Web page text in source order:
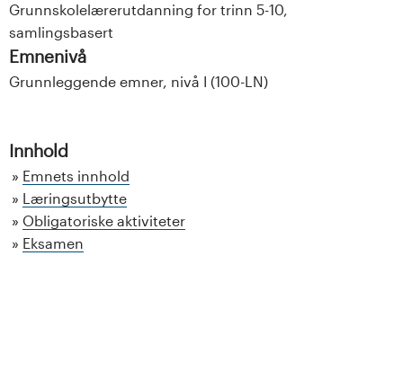
Grunnskolelærerutdanning for trinn 5-10,
samlingsbasert
Emnenivå
Grunnleggende emner, nivå I (100-LN)
Innhold
Emnets innhold
Læringsutbytte
Obligatoriske aktiviteter
Eksamen